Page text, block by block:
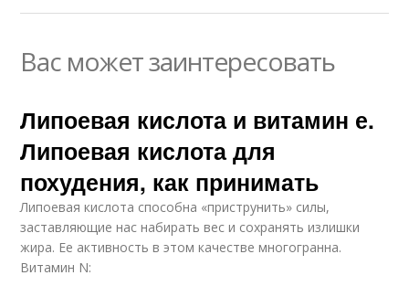
Вас может заинтересовать
Липоевая кислота и витамин е.
Липоевая кислота для
похудения, как принимать
Липоевая кислота способна «приструнить» силы,
заставляющие нас набирать вес и сохранять излишки
жира. Ее активность в этом качестве многогранна.
Витамин N: